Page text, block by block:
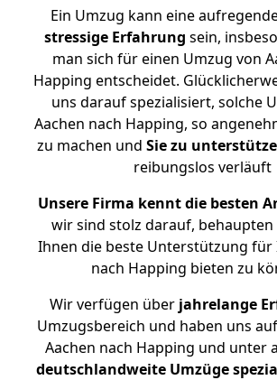
Ein Umzug kann eine
stressige Erfahrung sein,
man sich für einen Umzug von
Happing entscheidet.
uns darauf spezialisiert, solche
Aachen nach Happing, so
zu machen und Sie zu
reibungslos verläuft
Unsere Firma kennt die besten
wir sind stolz darauf, behaupten
Ihnen die beste Unterstützung für
nach Happing bieten zu
Wir verfügen überjahrelange
Umzugsbereich und haben uns
Aachen nach Happing und unter
deutschlandweite Umzüge